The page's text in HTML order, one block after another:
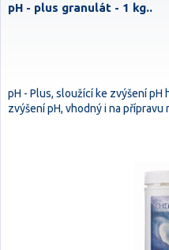
pH - plus granulát - 1 kg..
pH - Plus, sloužící ke zvýšení
zvýšení pH, vhodný i na